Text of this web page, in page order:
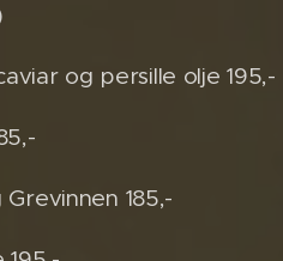
og persille olje 195,-
185,-